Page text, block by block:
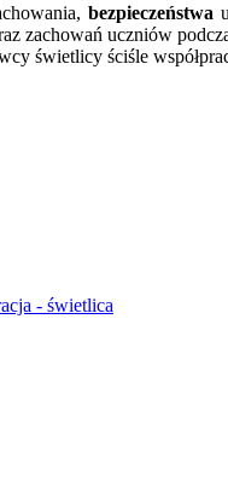
bezpieczeństwa
zachowań uczniów
świetlicy ściśle
- świetlica